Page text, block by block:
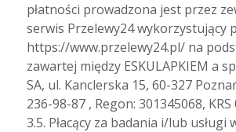
płatności prowadzona jest przez
serwis Przelewy24 wykorzystujący
https://www.przelewy24.pl/ na
zawartej między ESKULAPKIEM a
SA, ul. Kanclerska 15, 60-327
236-98-87 , Regon: 301345068, KRS
3.5. Płacący za badania i/lub usługi